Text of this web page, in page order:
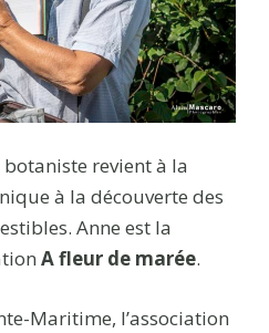
revient à la
à la découverte des
Anne est la
A fleur de marée.
Maritime, l’association